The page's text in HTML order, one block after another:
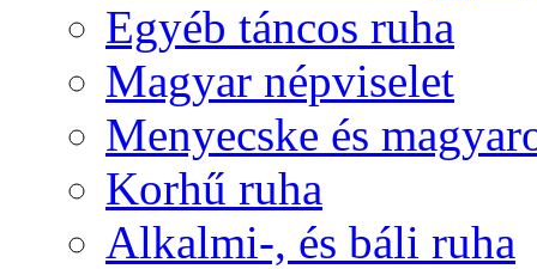
Egyéb táncos ruha
Magyar népviselet
Menyecske és
Korhű ruha
Alkalmi-, és báli ruha